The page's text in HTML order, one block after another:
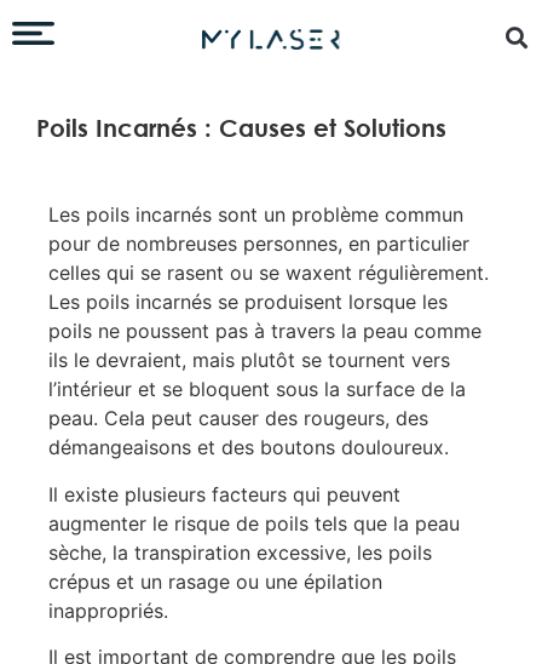
Poils Incarnés : Causes et Solutions
Les poils incarnés sont un problème commun
pour de nombreuses personnes, en particulier
celles qui se rasent ou se waxent régulièrement.
Les poils incarnés se produisent lorsque les
poils ne poussent pas à travers la peau comme
ils le devraient, mais plutôt se tournent vers
l’intérieur et se bloquent sous la surface de la
peau. Cela peut causer des rougeurs, des
démangeaisons et des boutons douloureux.
Il existe plusieurs facteurs qui peuvent
augmenter le risque de poils tels que la peau
sèche, la transpiration excessive, les poils
crépus et un rasage ou une épilation
inappropriés.
Il est important de comprendre que les poils